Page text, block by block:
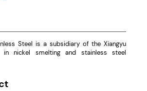
Steel is a subsidiary of the Xiangyu
in nickel smelting and stainless steel